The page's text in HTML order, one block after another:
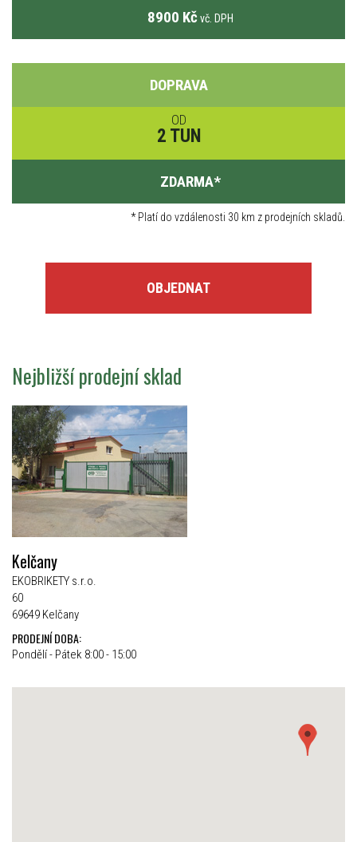
8900 Kč vč. DPH
DOPRAVA
OD
2 TUN
ZDARMA*
*Platí do vzdálenosti 30 km z prodejních skladů.
OBJEDNAT
Nejbližší prodejní sklad
Kelčany
EKOBRIKETY s.r.o.
60
69649 Kelčany
PRODEJNÍ DOBA:
Pondělí - Pátek 8:00 - 15:00